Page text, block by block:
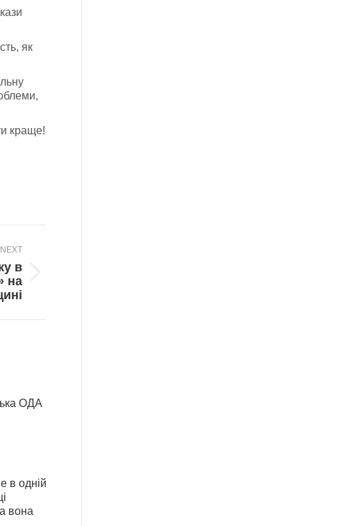
як
краще!
NEXT
в
на
ОДА
в одній
вона